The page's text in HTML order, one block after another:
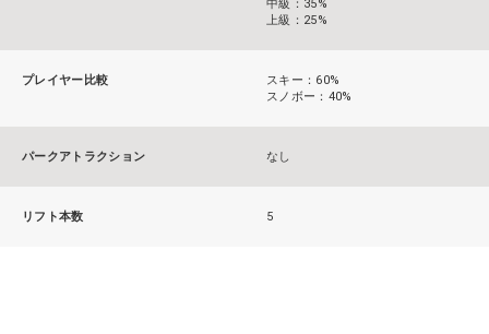
中級：35%
上級：25%
プレイヤー比較
スキー：60%
スノボー：40%
パークアトラクション なし
リフト本数 5